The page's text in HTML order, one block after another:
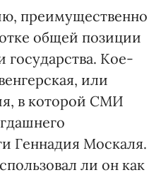
преимущественно
общей позиции
государства. Кое-
или
в которой СМИ
Геннадия Москаля.
ли он как